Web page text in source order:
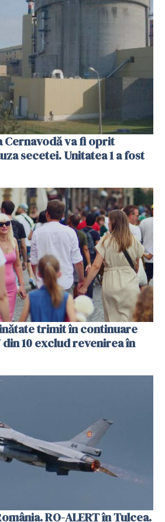
Cernavodă va fi oprit
secetei. Unitatea 1 a fost
trimit în continuare
din 10 exclud revenirea în
RO-ALERT în Tulcea.